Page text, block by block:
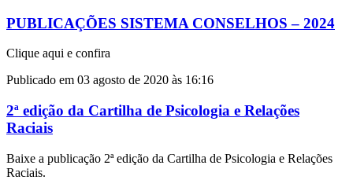
PUBLICAÇÕES SISTEMA CONSELHOS – 2024
Clique aqui e confira
Publicado em 03 agosto de 2020 às 16:16
2ª edição da Cartilha de Psicologia e Relações
Raciais
Baixe a publicação 2ª edição da Cartilha de Psicologia e Relações
Raciais.